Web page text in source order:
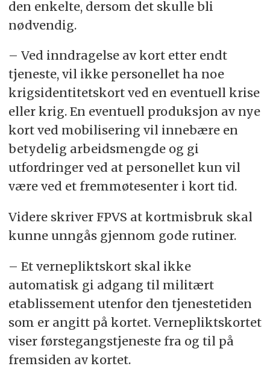
den enkelte, dersom det skulle bli
nødvendig.
– Ved inndragelse av kort etter endt
tjeneste, vil ikke personellet ha noe
krigsidentitetskort ved en eventuell krise
eller krig. En eventuell produksjon av nye
kort ved mobilisering vil innebære en
betydelig arbeidsmengde og gi
utfordringer ved at personellet kun vil
være ved et fremmøtesenter i kort tid.
Videre skriver FPVS at kortmisbruk skal
kunne unngås gjennom gode rutiner.
– Et vernepliktskort skal ikke
automatisk gi adgang til militært
etablissement utenfor den tjenestetiden
som er angitt på kortet. Vernepliktskortet
viser førstegangstjeneste fra og til på
fremsiden av kortet.